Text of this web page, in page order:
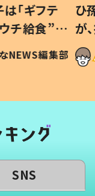
ギフテ
食”を
和の親
編集部
ひ孫
が、
「涙
い」
SNS